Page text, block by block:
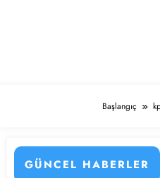
Başlangıç
GÜNCEL HABERLER
Personel Alımı Başladı! İşte